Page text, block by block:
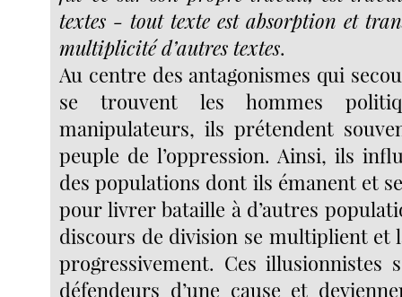
textes - tout texte est absorption et
multiplicité d’autres textes.
Au centre des antagonismes qui
se trouvent les hommes
manipulateurs, ils prétendent
peuple de l’oppression. Ainsi, ils
des populations dont ils émanent et
pour livrer bataille à d’autres
discours de division se multiplient et
progressivement. Ces illusionnistes
défendeurs d’une cause et